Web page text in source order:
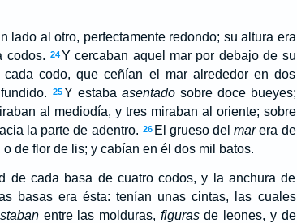
lado al otro, perfectamente redondo; su altura era
codos. 24Y cercaban aquel mar por debajo de su
codo, que ceñían el mar alrededor en dos
25Y estaba asentadosobre doce bueyes;
al mediodía, y tres miraban al oriente; sobre
la parte de adentro. 26 El grueso delmarera de
de flor de lis; y cabían en él dos mil batos.
de cada basa de cuatro codos, y la anchura de
basas era ésta: tenían unas cintas, las cuales
entre las molduras, figurasde leones, y de